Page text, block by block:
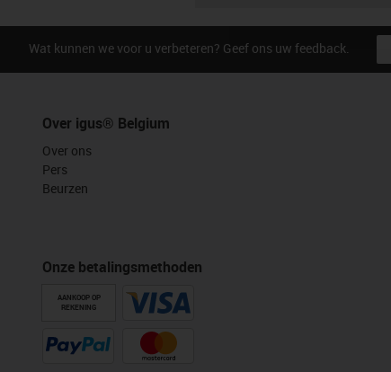
Wat kunnen we voor u verbeteren? Geef ons uw feedback.
Over igus® Belgium
Over ons
Pers
Beurzen
Onze betalingsmethoden
AANKOOP OP
REKENING